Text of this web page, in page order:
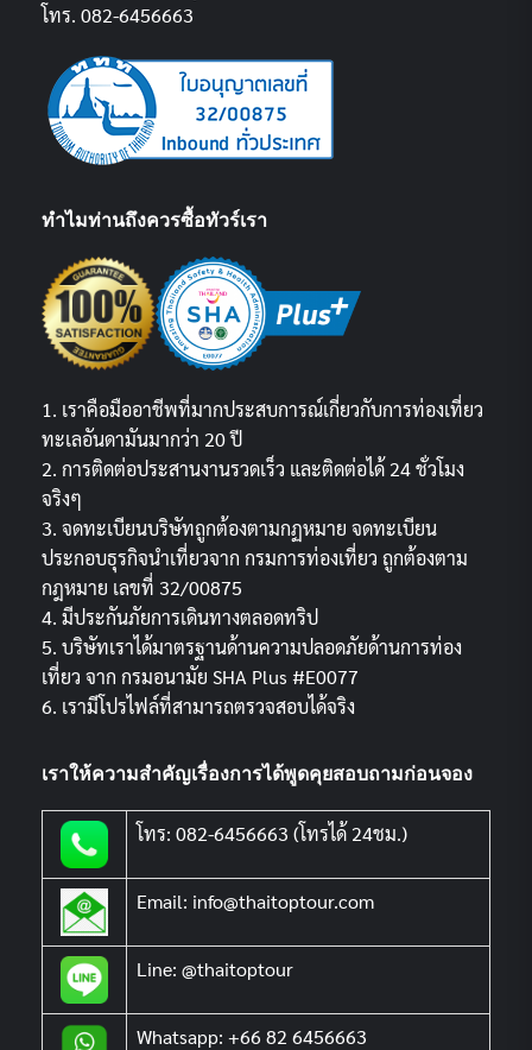
โทร. 082-6456663
ทำไมท่านถึงควรซื้อทัวร์เรา
1. เราคือมืออาชีพที่มากประสบการณ์เกี่ยวกับการท่องเที่ยว
ทะเลอันดามันมากว่า 20 ปี
2. การติดต่อประสานงานรวดเร็ว และติดต่อได้ 24 ชั่วโมง
จริงๆ
3. จดทะเบียนบริษัทถูกต้องตามกฏหมาย จดทะเบียน
ประกอบธุรกิจนำเที่ยวจาก กรมการท่องเที่ยว ถูกต้องตาม
กฎหมาย เลขที่ 32/00875
4. มีประกันภัยการเดินทางตลอดทริป
5. บริษัทเราได้มาตรฐานด้านความปลอดภัยด้านการท่อง
เที่ยว จาก กรมอนามัย SHA Plus #E0077
6. เรามีโปรไฟล์ที่สามารถตรวจสอบได้จริง
เราให้ความสำคัญเรื่องการได้พูดคุยสอบถามก่อนจอง
โทร: 082-6456663 (โทรได้ 24ชม.)
Email: info@thaitoptour.com
Line: @thaitoptour
Whatsapp: +66 82 6456663